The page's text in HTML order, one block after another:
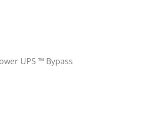
UPS ™ Bypass